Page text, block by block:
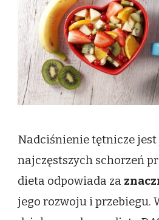
na
ciśnienie
krwi
Nadciśnienie tętnicze jest
najczęstszych schorzeń
dieta odpowiada za
jego rozwoju i przebiegu.